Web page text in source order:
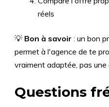
réels
💡 Bon à savoir : un bon
permet à l'agence de te
vraiment adaptée, pas une
Questions